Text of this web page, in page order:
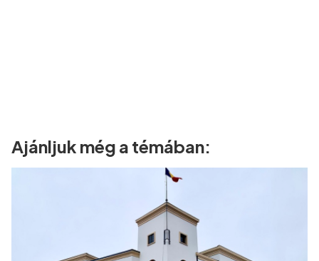
Ajánljuk még a témában: